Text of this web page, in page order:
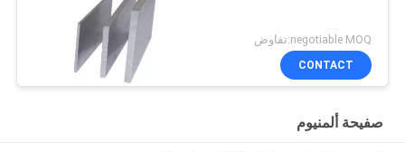
negotiable MOQ:تفاوض
CONTACT
صفيحة ألمنيوم